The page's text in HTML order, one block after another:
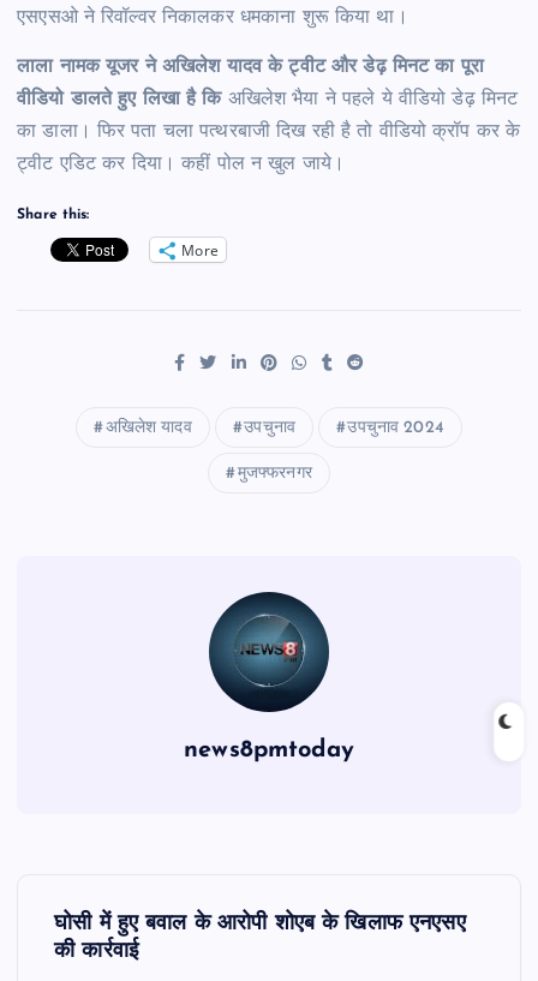
एसएसओ ने रिवॉल्वर निकालकर धमकाना शुरू किया था।
लाला नामक यूजर ने अखिलेश यादव के ट्वीट और डेढ़ मिनट का पूरा
वीडियो डालते हुए लिखा है किअखिलेश भैया ने पहले ये वीडियो डेढ़ मिनट
का डाला। फिर पता चला पत्थरबाजी दिख रही है तो वीडियो क्रॉप कर के
ट्वीट एडिट कर दिया। कहीं पोल न खुल जाये।
Share this:
More
अखिलेश यादव उपचुनाव उपचुनाव 2024
मुजफ्फरनगर
news8pmtoday
घोसी में हुए बवाल के आरोपी शोएब के खिलाफ एनएसए
की कार्रवाई